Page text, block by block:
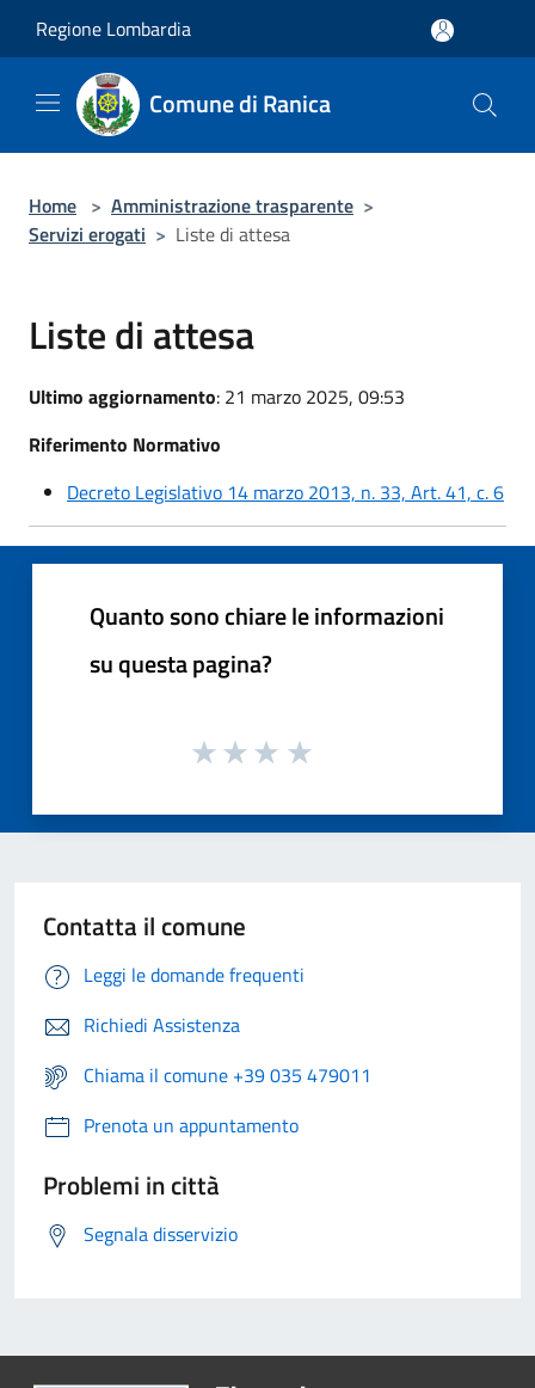
Regione Lombardia
Comune di Ranica
Home > Amministrazione trasparente >
Servizi erogati > Liste di attesa
Liste di attesa
Ultimo aggiornamento: 21 marzo 2025, 09:53
Riferimento Normativo
Decreto Legislativo 14 marzo 2013, n. 33, Art. 41, c. 6
Quanto sono chiare le informazioni
su questa pagina?
Contatta il comune
Leggi le domande frequenti
Richiedi Assistenza
Chiama il comune +39 035 479011
Prenota un appuntamento
Problemi in città
Segnala disservizio